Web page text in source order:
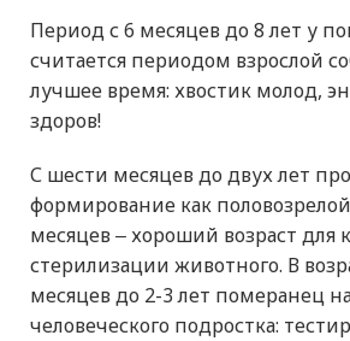
Период с 6 месяцев до 8 лет у
считается периодом взрослой
лучшее время: хвостик молод,
здоров!
С шести месяцев до двух лет
формирование как
месяцев ‒ хороший возраст для
стерилизации животного. В
месяцев до 2-3 лет померанец
человеческого подростка: